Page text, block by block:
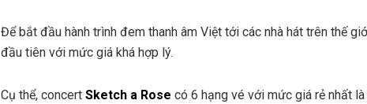
Để bắt đầu hành trình đem thanh âm Việt tới các nhà hát trên thế
đầu tiên với mức giá khá hợp lý.
Cụ thể, concert Sketch a Rose có 6 hạng vé với mức giá rẻ nhất